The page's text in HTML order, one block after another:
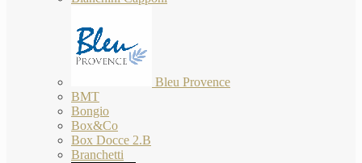
Bleu Provence
BMT
Bongio
Box&Co
Box Docce 2.B
Branchetti